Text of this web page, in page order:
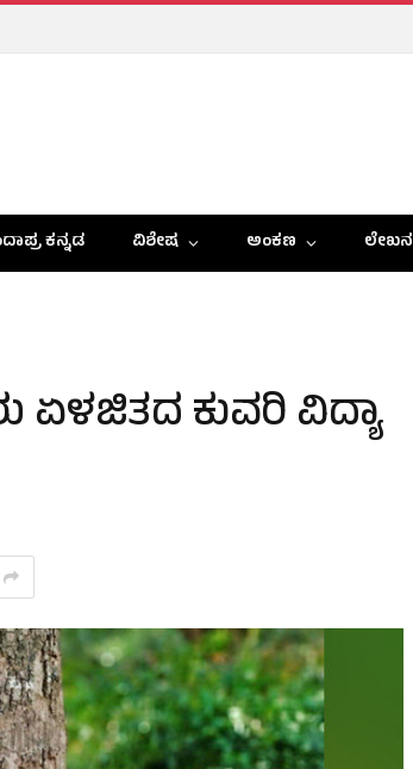
ಕನ್ನಡ ವಿಶೇಷ ಅಂಕಣ ಲೇಖನ
ಏಳಜಿತದ ಕುವರಿ ವಿದ್ಯಾ